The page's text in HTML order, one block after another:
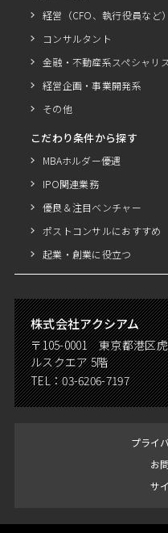
経営（CFO、執行役員など）
コンサルタント
金融・不動産系スペシャリ
経営企画・事業開発系
その他
こだわり条件から探す
MBAホルダー優遇
IPO関連業務
優良＆注目ベンチャー
ポストコンサルにおすすめ
起業・創業に役立つ
株式会社アクシアム
〒105-0001 東京都港区
ルスクエア 5階
TEL：03-6206-7197
プライ
お
サ